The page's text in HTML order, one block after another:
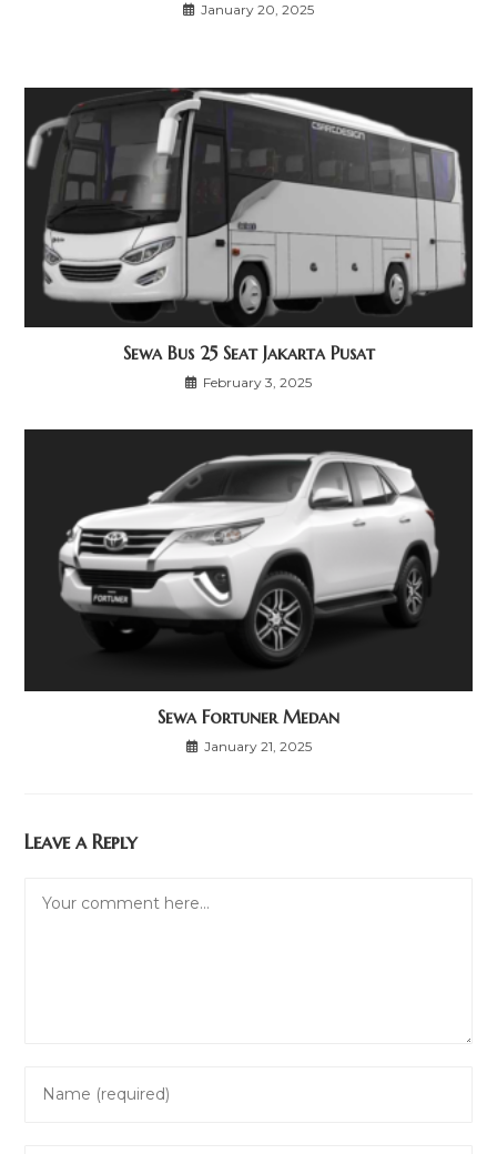
January 20, 2025
Sewa Bus 25 Seat Jakarta Pusat
February 3, 2025
Sewa Fortuner Medan
January 21, 2025
Leave a Reply
your